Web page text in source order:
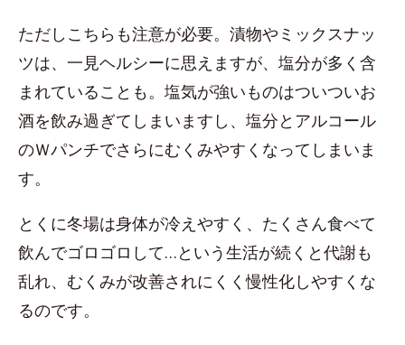
ただしこちらも注意が必要。漬物やミックスナッ
ツは、一見ヘルシーに思えますが、塩分が多く含
まれていることも。塩気が強いものはついついお
酒を飲み過ぎてしまいますし、塩分とアルコール
のＷパンチでさらにむくみやすくなってしまいま
す。
とくに冬場は身体が冷えやすく、たくさん食べて
飲んでゴロゴロして…という生活が続くと代謝も
乱れ、むくみが改善されにくく慢性化しやすくな
るのです。